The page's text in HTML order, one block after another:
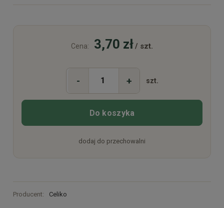
Cena: 3,70 zł/ szt.
- + szt.
Do koszyka
dodaj do przechowalni
Producent: Celiko